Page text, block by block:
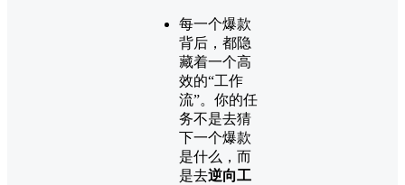
每一个爆款
背后，都隐
藏着一个高
效的“工作
流”。你的任
务不是去猜
下一个爆款
是什么，而
是去逆向工